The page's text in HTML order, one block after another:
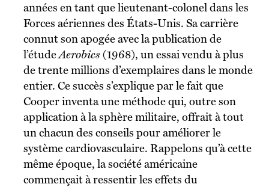
années en tant que lieutenant-colonel dans les
Forces aériennes des États-Unis. Sa carrière
connut son apogée avec la publication de
l’étudeAerobics (1968), un essai vendu à plus
de trente millions d’exemplaires dans le monde
entier. Ce succès s’explique par le fait que
Cooper inventa une méthode qui, outre son
application à la sphère militaire, offrait à tout
un chacun des conseils pour améliorer le
système cardiovasculaire. Rappelons qu’à cette
même époque, la société américaine
commençait à ressentir les effets du